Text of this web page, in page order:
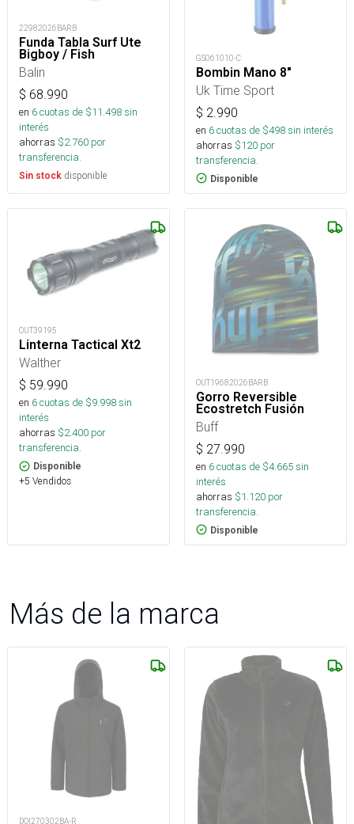
22982026BARB
Funda Tabla Surf Ute
Bigboy / Fish
Balin
$ 68.990
en 6cuotas de $11.498sin
interés
ahorras $2.760 por
transferencia.
Sin stock disponible
GS061010-C
Bombin Mano 8"
Uk Time Sport
$ 2.990
en 6cuotas de $498sin interés
ahorras $120 por
transferencia.
Disponible
OUT39195
Linterna Tactical Xt2
Walther
$ 59.990
en 6cuotas de $9.998sin
interés
ahorras $2.400 por
transferencia.
Disponible
+5 Vendidos
OUT19682026BARB
Gorro Reversible
Ecostretch Fusión
Buff
$ 27.990
en 6cuotas de $4.665sin
interés
ahorras $1.120 por
transferencia.
Disponible
Más de la marca
DOI270302BA-R